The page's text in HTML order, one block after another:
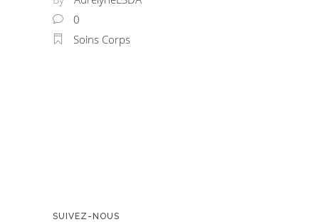
0
Soins Corps
SUIVEZ-NOUS